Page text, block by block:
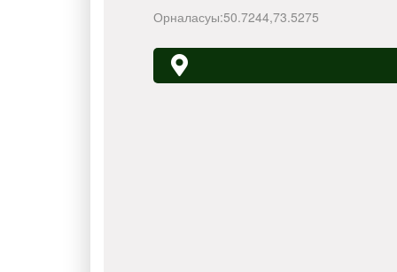
Орналасуы:50.7244,73.5275